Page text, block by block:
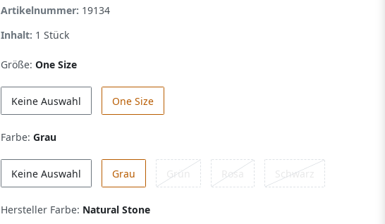
Artikelnummer: 19134
Inhalt: 1 Stück
Größe: One Size
Keine Auswahl One Size
Farbe: Grau
Keine Auswahl Grau Grün Rosa Schwarz
Hersteller Farbe: Natural Stone